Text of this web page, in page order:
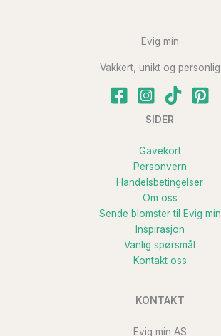
Evig min
Vakkert, unikt og personlig
SIDER
Gavekort
Personvern
Handelsbetingelser
Om oss
Sende blomster til Evig min
Inspirasjon
Vanlig spørsmål
Kontakt oss
KONTAKT
Evig min AS